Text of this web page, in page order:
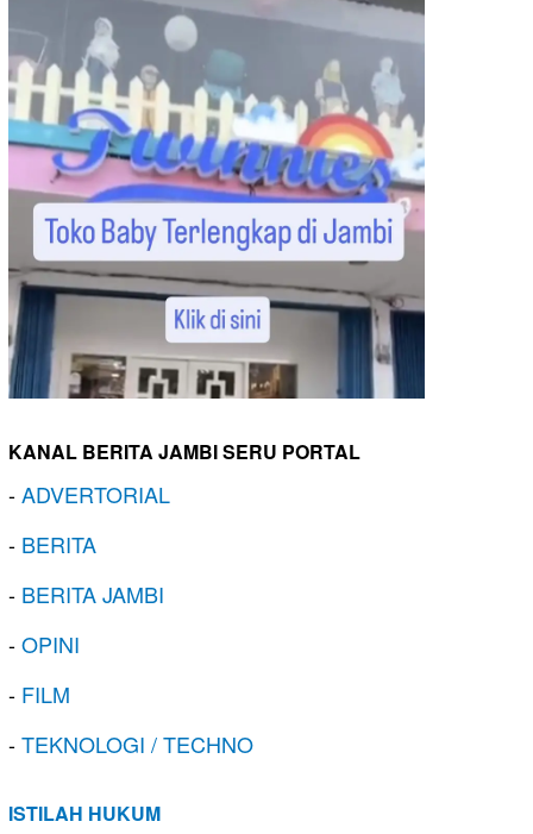
KANAL BERITA JAMBI SERU PORTAL
-ADVERTORIAL
- BERITA
- BERITA JAMBI
-OPINI
- FILM
-TEKNOLOGI / TECHNO
ISTILAH HUKUM